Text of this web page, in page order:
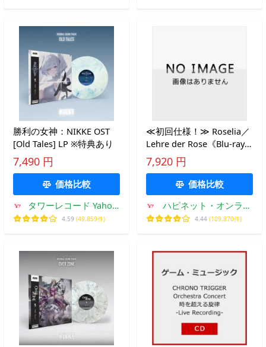
勝利の女神：NIKKE OST
[Old Tales] LP ※特典あり
7,490 円
価格比較
タワーレコード Yahoo!
店
4.59 (49,859件)
≪初回仕様！≫ Roselia／
Lehre der Rose《Blu-ray
付盤》 (初回限定)
【CD+Blu-ray】
7,920 円
価格比較
ハピネット・オンライ
ンYahoo!ショッピング
4.44 (109,870件)